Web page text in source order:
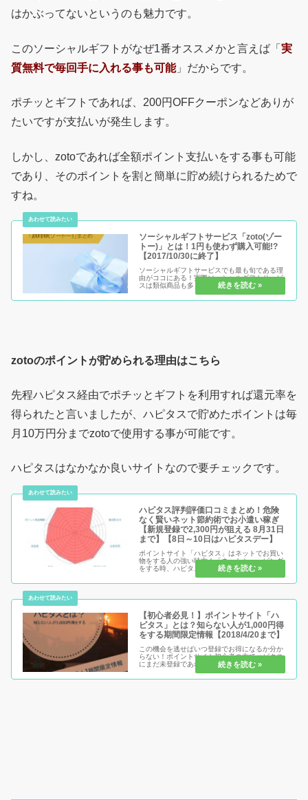
はかぶってないというのも魅力です。
このソーシャルギフトがなぜ1番オススメかと言えば「 実
質無料で毎回手に入れる事も可能」だからです。
ポチッとギフトであれば、200円OFFクーポンなどありが
たいですが支払いが発生します。
しかし、zotoであれば全額ポイント支払いをする事も可能
であり、そのポイントを割と簡単に貯め続けられるためで
すね。
ソーシャルギフトサービス「zoto(ゾー
トー)」とは！1円も使わず購入可能!?
【2017/10/30に終了】
ソーシャルギフトサービスでも最も旬である理
由がココにある！実際ソーシャルギフトサービ
スは類似商品も多く、要はどれが一番オトクに
なるかが大事です。では新規に出来たサービス
が先にあるサービスよりも人を集めるとすれ
zotoのポイントが貯められる理由はこちら
先程ハピタス経由でポチッとギフトを利用すれば還元率を
得られたと言いましたが、ハピタスで貯めたポイントは毎
月10万円分までzotoで使用する事が可能です。
ハピタスはなかなか良いサイトなので要チェックです。
ハピタス評判評価口コミまとめ！危険
なく賢いネット節約術でお小遣い稼ぎ
【新規登録で2,300円が狙える 8月31日
まで】【8日～10日はハピタスデー】
ポイントサイト「ハピタス」はネットでお買い
物をする人の強い味方！「ネットショッピング
をする時、ハピタスを通さないなんて、正直も
ったいなさすぎます！」と言い切れるほど、お
買い物系ポイ活には欠かせないサイトです。還
【初心者必見！】ポイントサイト「ハ
ピタス」とは？知らない人が1,000円得
をする期間限定情報【2018/4/20まで】
この機会を逃せばいつ登録でお得になるか分か
らない！ポイントサイト初心者の方でハピタス
にまだ未登録であれば、まさしくチャンス到来
です。これから先ネットショッピングなどでお
得に買い物したい！もっと節約したい！もっと